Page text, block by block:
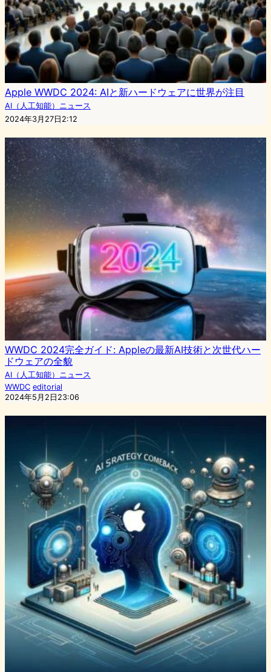
Apple WWDC 2024: AIと新ハードウェアに世界が注目
AI（人工知能）ニュース
2024年3月27日2:12
WWDC 2024完全ガイド: Appleの最新AI技術と次世代ハー
ドウェアの全貌
AI（人工知能）ニュース
WWDC editorial
2024年5月2日23:06